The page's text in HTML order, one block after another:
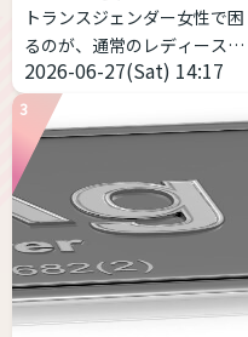
す...
トランスジェンダー女性で困
るのが、通常のレディースブ
ランドだと丈が短い、大きな
サイズがなくて困っているこ
とだと思います。 そこで、高
身長・プラスサイズのトラン
スジェンダー女性におススメ
できるファッションブランド
を私のコメントつきで７つほ
ど紹介致します。 ぜひ参考に
してみてください
高身
長・プラスサイズのトランス
2026-06-27(Sat) 14:17
3